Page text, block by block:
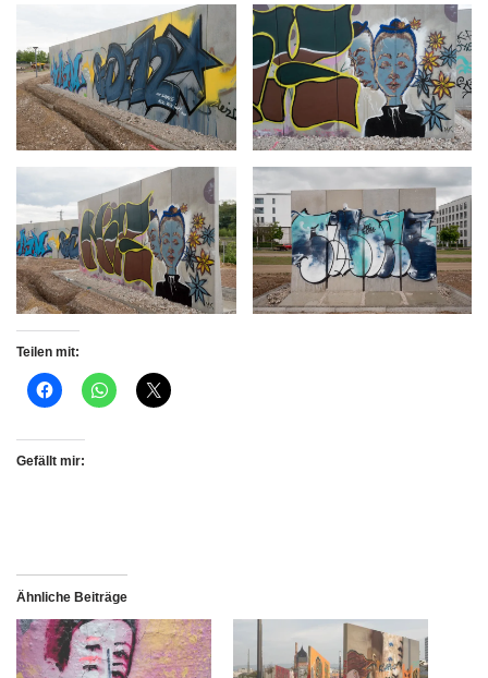
Teilen mit:
Gefällt mir:
Ähnliche Beiträge